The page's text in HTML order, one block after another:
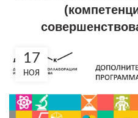
17
НОЯ